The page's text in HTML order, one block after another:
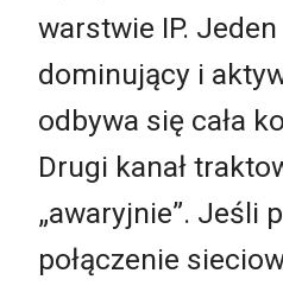
warstwie IP.
dominujący i
odbywa się cała
Drugi kanał
„awaryjnie”. Jeśli
połączenie